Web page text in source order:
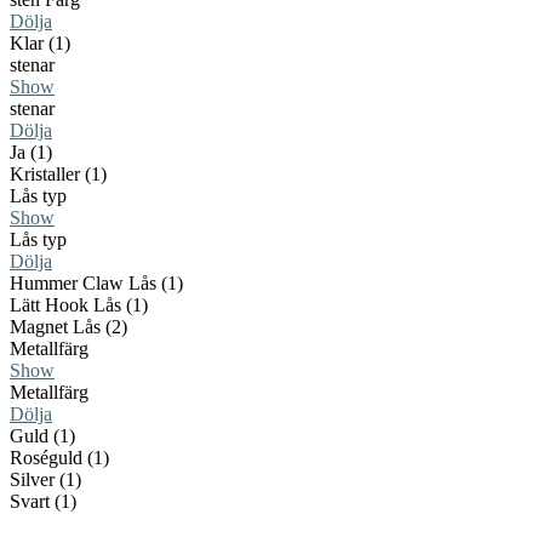
Dölja
Klar (1)
stenar
Show
stenar
Dölja
Ja (1)
Kristaller (1)
Lås typ
Show
Lås typ
Dölja
Hummer Claw Lås (1)
Lätt Hook Lås (1)
Magnet Lås (2)
Metallfärg
Show
Metallfärg
Dölja
Guld (1)
Roséguld (1)
Silver (1)
Svart (1)